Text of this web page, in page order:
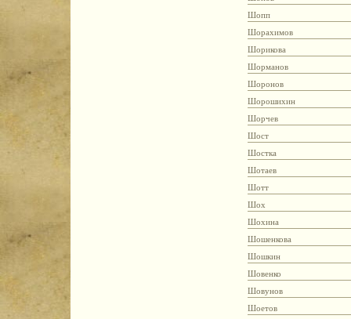
Шопп
Шорахимов
Шорикова
Шорманов
Шоронов
Шорошихин
Шорчев
Шост
Шостка
Шотаев
Шотт
Шох
Шохина
Шошенкова
Шошкин
Шовенко
Шовунов
Шоетов